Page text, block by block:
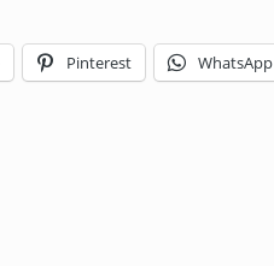
Pinterest WhatsApp